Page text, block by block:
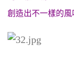
創造出不一樣的風